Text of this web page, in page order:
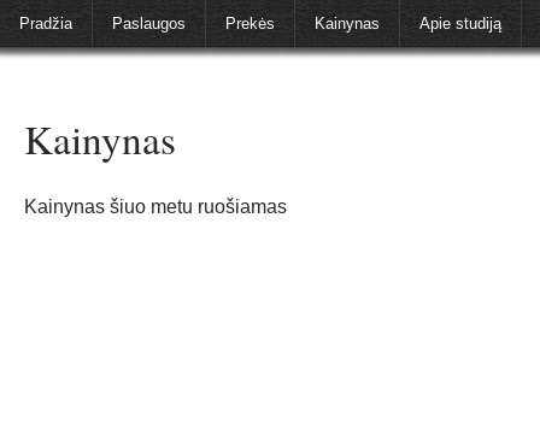
Pradžia Paslaugos Prekės Kainynas Apie studiją
Kainynas
Kainynas šiuo metu ruošiamas